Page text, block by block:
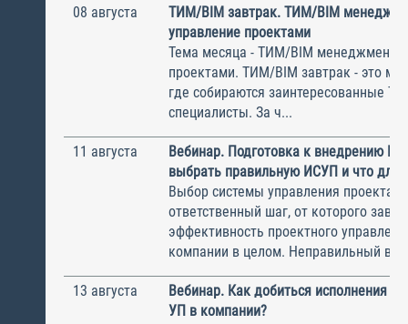
08 августа
ТИМ/BIM завтрак. ТИМ/BIM
управление проектами
Тема месяца - ТИМ/BIM менеджмент и
проектами. ТИМ/BIM завтрак - это
где собираются заинтересованные
специалисты. За ч...
11 августа
Вебинар. Подготовка к внедрению
выбрать правильную ИСУП и что для
Выбор системы управления
ответственный шаг, от которого
эффективность проектного
компании в целом. Неправильный
13 августа
Вебинар. Как добиться исполнения
УП в компании?